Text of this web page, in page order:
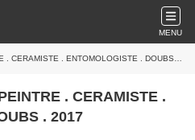
MENU
. ENTOMOLOGISTE . DOUBS . 2017
ENTOMOLOGISTE . DOUBS . 2017